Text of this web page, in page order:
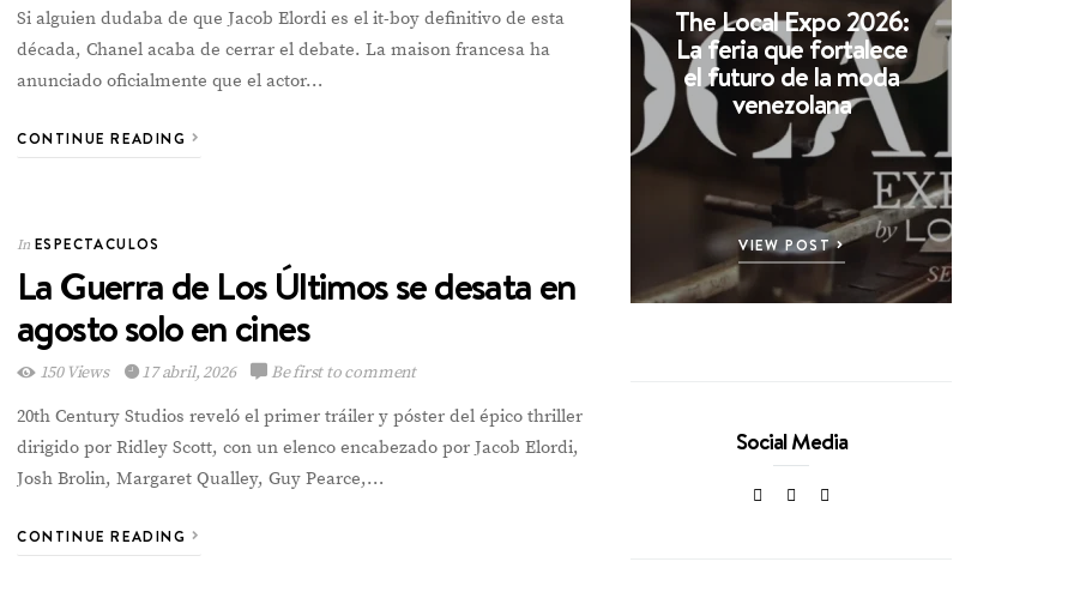
Si alguien dudaba de que Jacob Elordi es el it-boy definitivo de esta
década, Chanel acaba de cerrar el debate. La maison francesa ha
anunciado oficialmente que el actor…
CONTINUE READING
In ESPECTACULOS
La Guerra de Los Últimos se desata en
agosto solo en cines
150 Views 17 abril, 2026 Be first to comment
20th Century Studios reveló el primer tráiler y póster del épico thriller
dirigido por Ridley Scott, con un elenco encabezado por Jacob Elordi,
Josh Brolin, Margaret Qualley, Guy Pearce,…
CONTINUE READING
Reina de Ferias de San
José presentó
candidatas 2026
The Local Expo 2026:
La feria que fortalece
el futuro de la moda
venezolana
VIEW POST
Social Media